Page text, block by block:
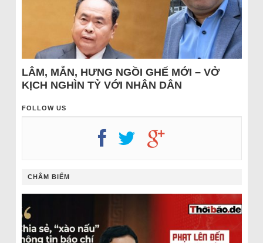
LÂM, MẪN, HƯNG NGỒI GHẾ MỚI – VỞ
KỊCH NGHÌN TỶ VỚI NHÂN DÂN
FOLLOW US
CHÂM BIẾM